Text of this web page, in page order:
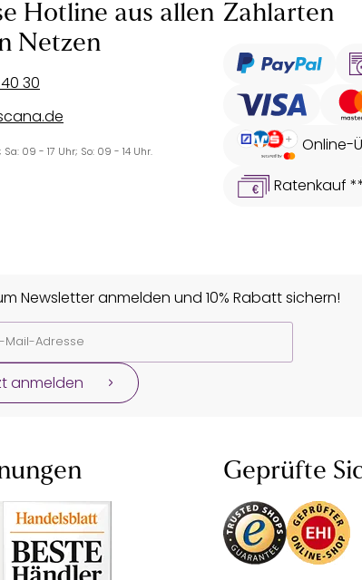
Hotline aus allen
Netzen
30
09 - 17 Uhr; So: 09 - 14 Uhr.
Zahlarten
Online-
Ratenkauf **
Newsletter anmelden und 10% Rabatt sichern!
anmelden
Geprüfte